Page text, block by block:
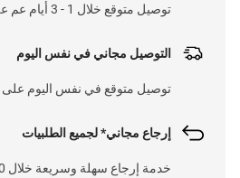
توصيل متوقع خلال 1 - 3 أيام عم على 25 د.ك
التوصيل مجاني في نفس اليوم
توصيل متوقع في نفس اليوم على 25 د.ك
إرجاع مجاني* لجميع الطلبيات